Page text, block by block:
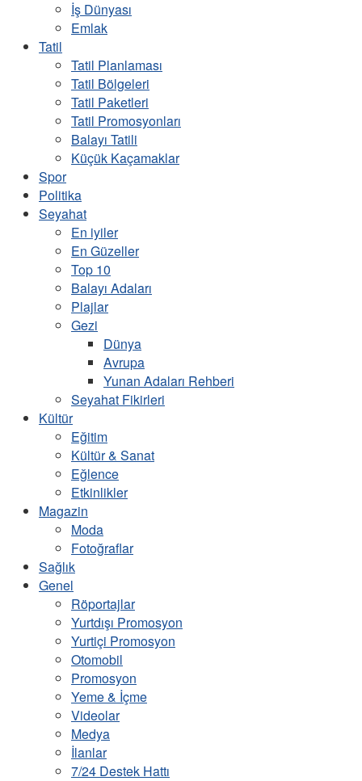
İş Dünyası
Emlak
Tatil
Tatil Planlaması
Tatil Bölgeleri
Tatil Paketleri
Tatil Promosyonları
Balayı Tatili
Küçük Kaçamaklar
Spor
Politika
Seyahat
En iyiler
En Güzeller
Top 10
Balayı Adaları
Plajlar
Gezi
Dünya
Avrupa
Yunan Adaları Rehberi
Seyahat Fikirleri
Kültür
Eğitim
Kültür & Sanat
Eğlence
Etkinlikler
Magazin
Moda
Fotoğraflar
Sağlık
Genel
Röportajlar
Yurtdışı Promosyon
Yurtiçi Promosyon
Otomobil
Promosyon
Yeme & İçme
Videolar
Medya
İlanlar
7/24 Destek Hattı